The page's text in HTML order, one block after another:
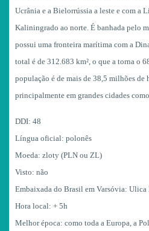
Ucrânia e a Bielorrússia a leste e com a
Kaliningrado ao norte. É banhada pelo
possui uma fronteira marítima com a
total é de 312.683 km², o que a torna o
população é de mais de 38,5 milhões de
principalmente em grandes cidades
DDI: 48
Língua oficial: polonês
Moeda: zloty (PLN ou ZL)
Visto: não
Embaixada do Brasil em Varsóvia: Ulica
Hora local: + 5h
Melhor época: como toda a Europa, a